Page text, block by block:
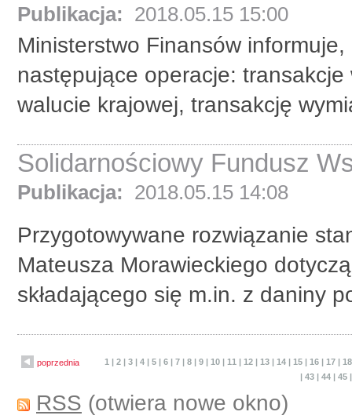
Publikacja: 2018.05.15 15:00
Ministerstwo Finansów
następujące operacje:
walucie krajowej, transakcję
Solidarnościowy Fundusz
Publikacja: 2018.05.15 14:08
Przygotowywane rozwiązanie
Mateusza Morawieckiego
składającego się m.in. z daniny
poprzednia 1 |2 |3 |4 |5 |6 |7 |8 |9 | 10 | 11 | 12 | 13 | 14 | 15 | 16 | 17 | 18
| 43 | 44 | 45
RSS (otwiera nowe okno)